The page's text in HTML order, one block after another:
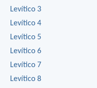
Levítico 3
Levítico 4
Levítico 5
Levítico 6
Levítico 7
Levítico 8